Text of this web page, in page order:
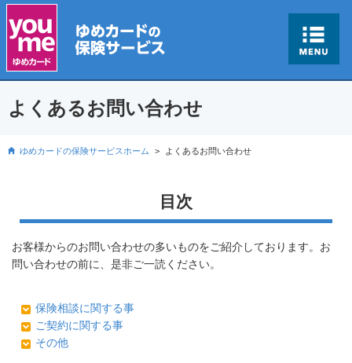
よくあるお問い合わせ
ゆめカードの保険サービスホーム よくあるお問い合わせ
目次
お客様からのお問い合わせの多いものをご紹介しております。お
問い合わせの前に、是非ご一読ください。
保険相談に関する事
ご契約に関する事
その他